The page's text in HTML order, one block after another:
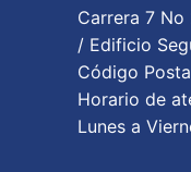
Carrera 7
/ Edificio
Código
Horario de
Lunes a